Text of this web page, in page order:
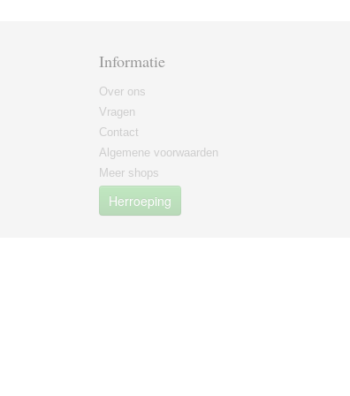
Informatie
Over ons
Vragen
Contact
Algemene voorwaarden
Meer shops
Herroeping